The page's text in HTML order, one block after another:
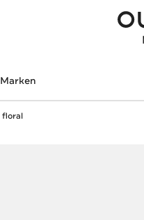
Marken
floral